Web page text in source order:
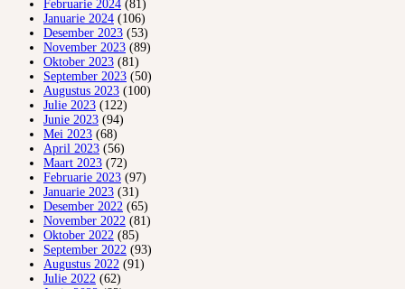
Februarie 2024 (81)
Januarie 2024 (106)
Desember 2023 (53)
November 2023 (89)
Oktober 2023 (81)
September 2023 (50)
Augustus 2023 (100)
Julie 2023 (122)
Junie 2023 (94)
Mei 2023 (68)
April 2023 (56)
Maart 2023 (72)
Februarie 2023 (97)
Januarie 2023 (31)
Desember 2022 (65)
November 2022 (81)
Oktober 2022 (85)
September 2022 (93)
Augustus 2022 (91)
Julie 2022 (62)